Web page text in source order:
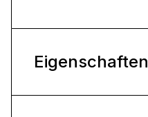
Eigenschaften